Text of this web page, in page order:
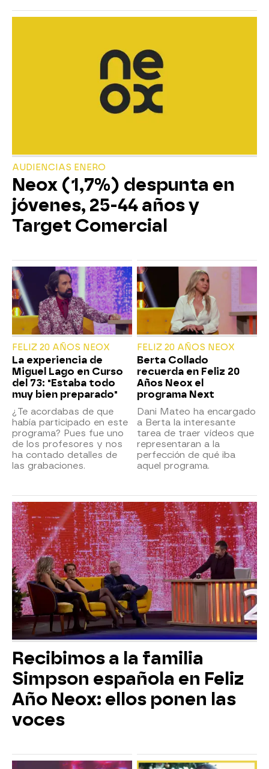
AUDIENCIAS ENERO
Neox (1,7%) despunta en
jóvenes, 25-44 años y
Target Comercial
FELIZ 20 AÑOS NEOX
La experiencia de
Miguel Lago en Curso
del 73: "Estaba todo
muy bien preparado"
¿Te acordabas de que
había participado en este
programa? Pues fue uno
de los profesores y nos
ha contado detalles de
las grabaciones.
FELIZ 20 AÑOS NEOX
Berta Collado
recuerda en Feliz 20
Años Neox el
programa Next
Dani Mateo ha encargado
a Berta la interesante
tarea de traer vídeos que
representaran a la
perfección de qué iba
aquel programa.
Recibimos a la familia
Simpson española en Feliz
Año Neox: ellos ponen las
voces